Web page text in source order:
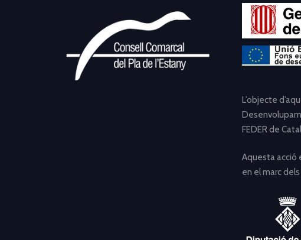
L’objecte
FEDER de
Aquesta acció
en el marc